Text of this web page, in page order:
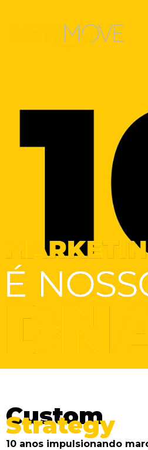
Custom
Strategy
10 anos impulsionando